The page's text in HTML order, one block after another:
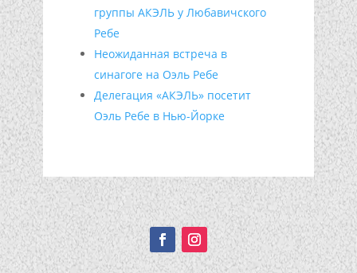
группы АКЭЛЬ у Любавичского
Ребе
Неожиданная встреча в
синагоге на Оэль Ребе
Делегация «АКЭЛЬ» посетит
Оэль Ребе в Нью-Йорке
Подписывайтесь!